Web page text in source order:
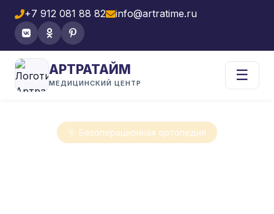
+7 912 081 88 82 info@artratime.ru
АРТРАТАЙМ
МЕДИЦИНСКИЙ ЦЕНТР ☰
🩺 Безоперационная ортопедия